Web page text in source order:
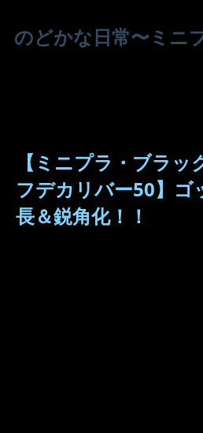
のどかな日常〜ミニ
【ミニプラ・ブラッ
フデカリバー50】ゴ
長＆鋭角化！！